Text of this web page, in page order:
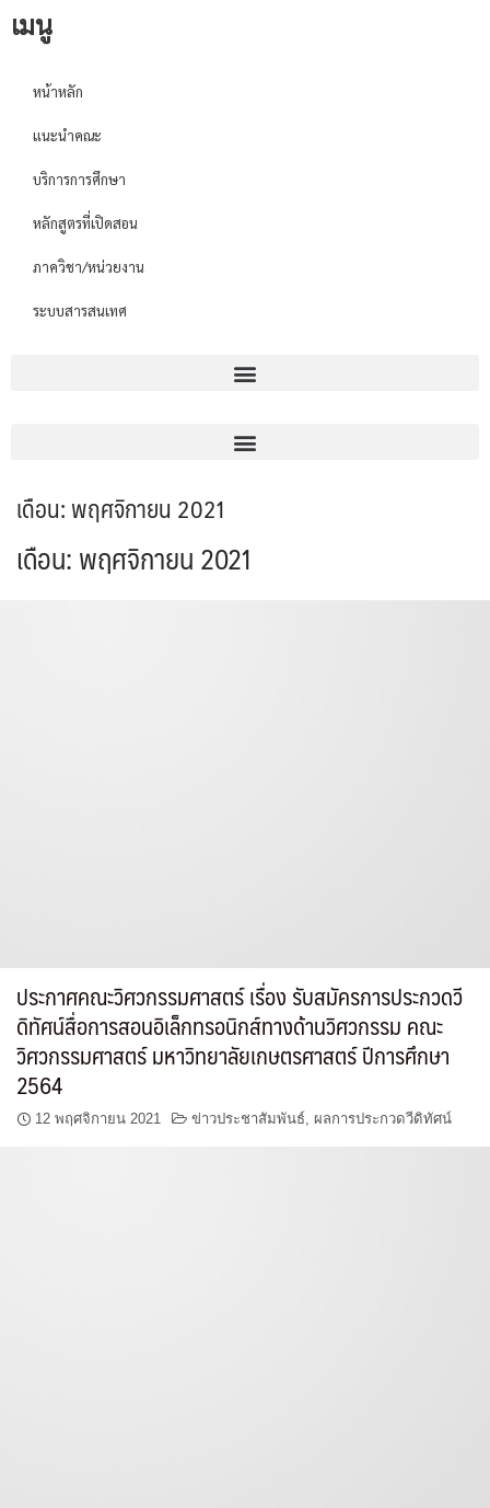
เมนู
หน้าหลัก
แนะนำคณะ
บริการการศึกษา
หลักสูตรที่เปิดสอน
ภาควิชา/หน่วยงาน
ระบบสารสนเทศ
เดือน:พฤศจิกายน 2021
เดือน:พฤศจิกายน 2021
ประกาศคณะวิศวกรรมศาสตร์ เรื่อง รับสมัครการประกวดวี
ดิทัศน์สื่อการสอนอิเล็กทรอนิกส์ทางด้านวิศวกรรม คณะ
วิศวกรรมศาสตร์ มหาวิทยาลัยเกษตรศาสตร์ ปีการศึกษา
2564
12 พฤศจิกายน 2021 ข่าวประชาสัมพันธ์, ผลการประกวดวีดิทัศน์